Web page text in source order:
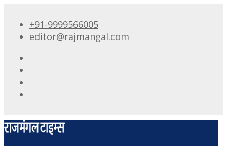
+91-9999566005
editor@rajmangal.com